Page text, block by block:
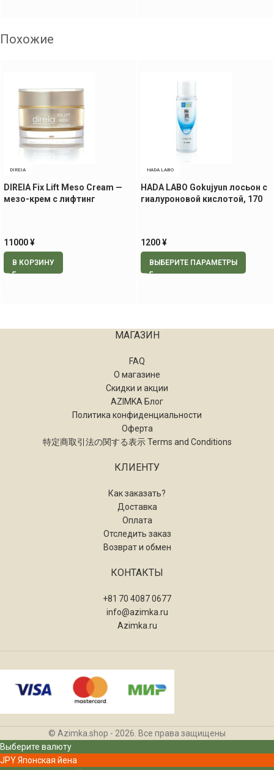
Похожие
DIREIA
DIREIA Fix Lift Meso Cream —
мезо-крем с лифтинг
11000¥
В КОРЗИНУ
HADA LABO
HADA LABO Gokujyun лосьон с
гиалуроновой кислотой, 170
1200¥
ВЫБЕРИТЕ ПАРАМЕТРЫ
МАГАЗИН
FAQ
О магазине
Скидки и акции
AZIMKA Блог
Политика конфиденциальности
Оферта
特定商取引法の関する表示 Terms and Conditions
КЛИЕНТУ
Как заказать?
Доставка
Оплата
Отследить заказ
Возврат и обмен
КОНТАКТЫ
+81 70 4087 0677
info@azimka.ru
Azimka.ru
© Azimka.shop - 2026. Все права защищены
Выберите валюту
JPYЯпонская йена